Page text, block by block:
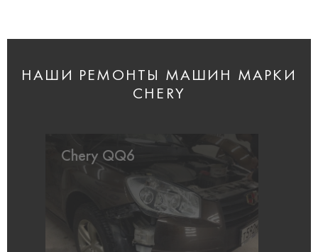
НАШИ РЕМОНТЫ МАШИН МАРКИ
CHERY
Chery QQ6